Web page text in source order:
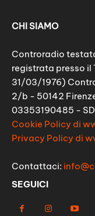
CHI SIAMO
Controradio
registrata presso il
31/03/1976)
2/b - 50142
03353190485 -
Cookie Policy di
Privacy Policy di
Contattaci:
SEGUICI